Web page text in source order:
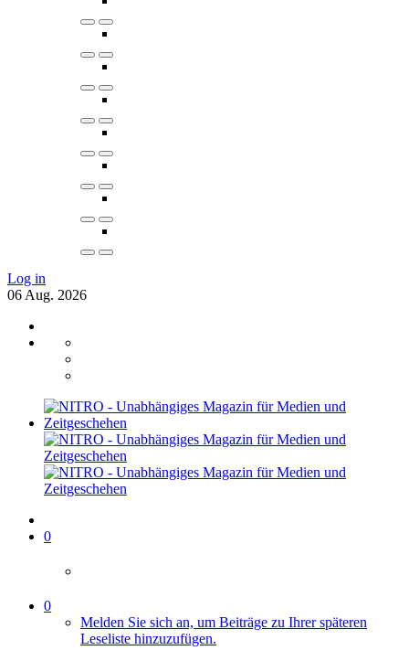
Log in
06 Aug. 2026
0
0
Melden Sie sich an, um Beiträge zu Ihrer späteren
Leseliste hinzuzufügen.